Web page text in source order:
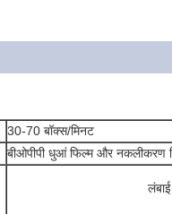
30-70 बॉक्स/मिनट
बीओपीपी धुआं फिल्म और नकलीकरण